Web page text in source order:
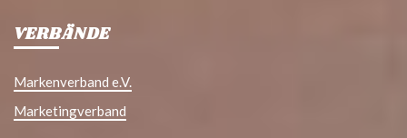
VERBÄNDE
Markenverband e.V.
Marketingverband